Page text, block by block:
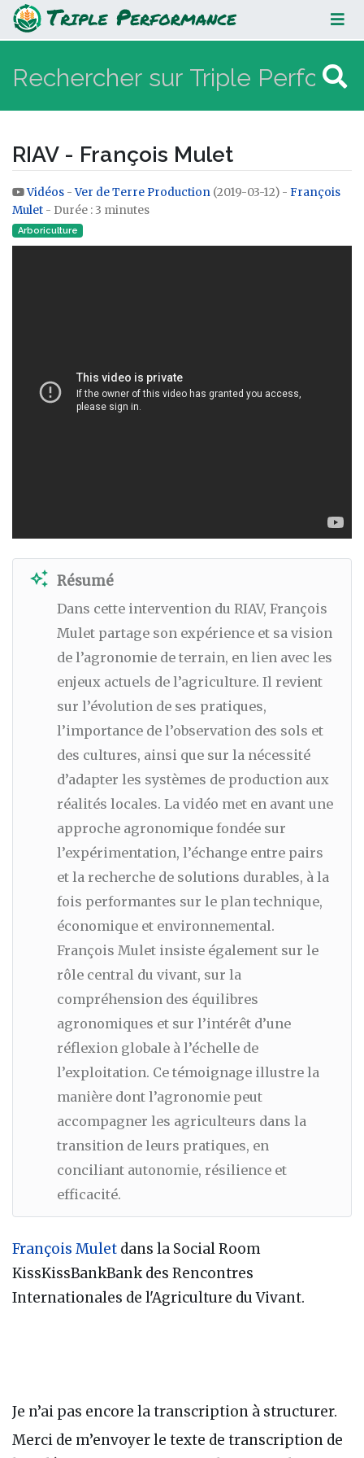
RIAV - François Mulet
RIAV - François Mulet
Aller à :navigation,rechercher
Vidéos -Ver de Terre Production (2019-03-12) - François
Mulet - Durée : 3 minutes
Arboriculture
auto_awesome Résumé
Dans cette intervention du RIAV, François
Mulet partage son expérience et sa vision
de l’agronomie de terrain, en lien avec les
enjeux actuels de l’agriculture. Il revient
sur l’évolution de ses pratiques,
l’importance de l’observation des sols et
des cultures, ainsi que sur la nécessité
d’adapter les systèmes de production aux
réalités locales. La vidéo met en avant une
approche agronomique fondée sur
l’expérimentation, l’échange entre pairs
et la recherche de solutions durables, à la
fois performantes sur le plan technique,
économique et environnemental.
François Mulet insiste également sur le
rôle central du vivant, sur la
compréhension des équilibres
agronomiques et sur l’intérêt d’une
réflexion globale à l’échelle de
l’exploitation. Ce témoignage illustre la
manière dont l’agronomie peut
accompagner les agriculteurs dans la
transition de leurs pratiques, en
conciliant autonomie, résilience et
efficacité.
François Mulet dans la Social Room
KissKissBankBank des Rencontres
Internationales de l'Agriculture du Vivant.
Je n’ai pas encore la transcription à structurer.
Merci de m’envoyer le texte de transcription de